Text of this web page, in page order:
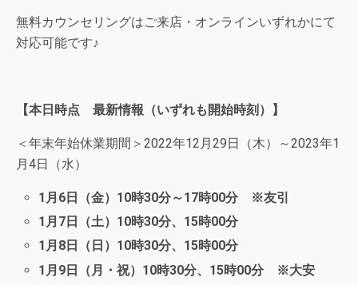
無料カウンセリングはご来店・オンラインいずれかにて
対応可能です♪
【本日時点 最新情報（いずれも開始時刻）】
＜年末年始休業期間＞2022年12月29日（木）～2023年1
月4日（水）
1月6日（金）10時30分～17時00分 ※友引
1月7日（土）10時30分、15時00分
1月8日（日）10時30分、15時00分
1月9日（月・祝）10時30分、15時00分 ※大安